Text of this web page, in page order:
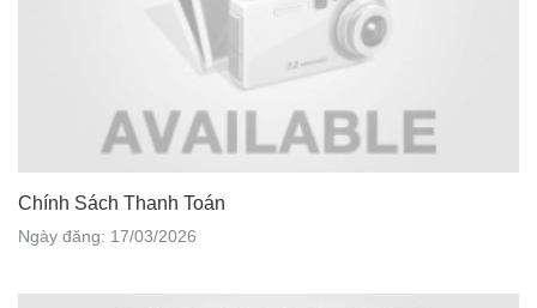
Chính Sách Thanh Toán
Ngày đăng: 17/03/2026